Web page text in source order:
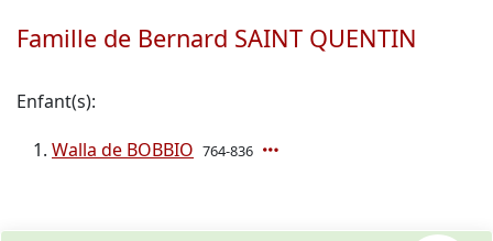
Famille de Bernard SAINT QUENTIN
Enfant(s):
Walla de BOBBIO 764-836